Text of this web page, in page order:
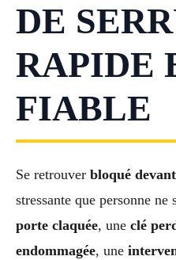
DE
RAPIDE
FIABLE
Se retrouver bloqué
stressante que personne
porte claquée, une clé
endommagée, une